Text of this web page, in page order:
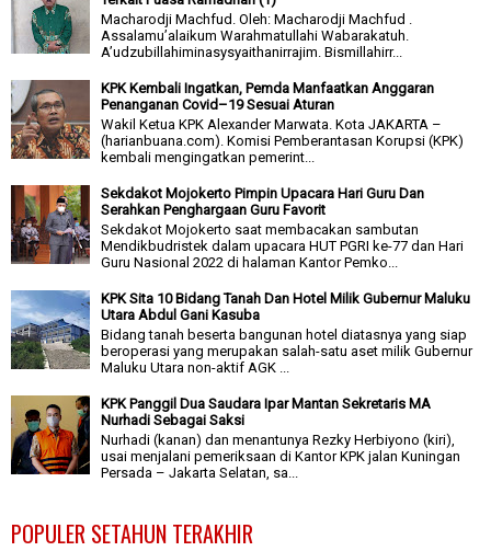
Macharodji Machfud. Oleh: Macharodji Machfud .
Assalamu’alaikum Warahmatullahi Wabarakatuh.
A’udzubillahiminasysyaithanirrajim. Bismillahirr...
KPK Kembali Ingatkan, Pemda Manfaatkan Anggaran
Penanganan Covid–19 Sesuai Aturan
Wakil Ketua KPK Alexander Marwata. Kota JAKARTA –
(harianbuana.com). Komisi Pemberantasan Korupsi (KPK)
kembali mengingatkan pemerint...
Sekdakot Mojokerto Pimpin Upacara Hari Guru Dan
Serahkan Penghargaan Guru Favorit
Sekdakot Mojokerto saat membacakan sambutan
Mendikbudristek dalam upacara HUT PGRI ke-77 dan Hari
Guru Nasional 2022 di halaman Kantor Pemko...
KPK Sita 10 Bidang Tanah Dan Hotel Milik Gubernur Maluku
Utara Abdul Gani Kasuba
Bidang tanah beserta bangunan hotel diatasnya yang siap
beroperasi yang merupakan salah-satu aset milik Gubernur
Maluku Utara non-aktif AGK ...
KPK Panggil Dua Saudara Ipar Mantan Sekretaris MA
Nurhadi Sebagai Saksi
Nurhadi (kanan) dan menantunya Rezky Herbiyono (kiri),
usai menjalani pemeriksaan di Kantor KPK jalan Kuningan
Persada – Jakarta Selatan, sa...
POPULER SETAHUN TERAKHIR